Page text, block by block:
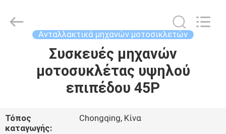
ΠΡΟΪΌΝΤΑ
ΒΊΝΤΕΟ
Parts
Ανταλλακτικά μηχανών μοτοσικλετών
Συσκευές μηχανών
μοτοσυκλέτας υψηλού
επιπέδου 45P
Τόπος
καταγωγής:
Chongqing, Κίνα